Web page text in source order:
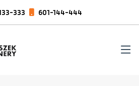
333 601-144-444